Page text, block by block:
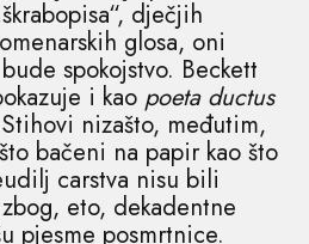
dječjih
glosa, oni
spokojstvo. Beckett
i kao poeta ductus
Stihovi nizašto, međutim,
bačeni na papir kao što
carstva nisu bili
eto, dekadentne
pjesme posmrtnice.